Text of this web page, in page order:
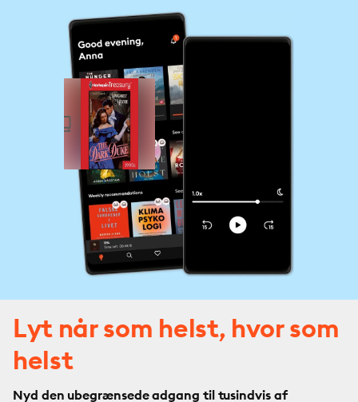
Lyt når som helst, hvor som
helst
Nyd den ubegrænsede adgang til tusindvis af